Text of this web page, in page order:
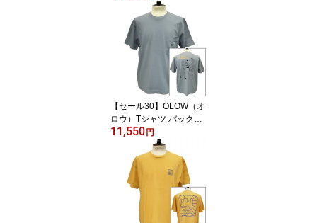
ト OL612002-98 ブラッ
ク 黒xブラウン オーガニ
ックコットン100% ゆっ
たりシルエット【フロリ
アン・ガロウ】
【セール30】OLOW（オ
ロウ）Tシャツ バックプ
リント 人と犬などのイラ
スト OL612002-81 ブル
ーグレー オーガニックコ
ットン100% ゆったりシ
ルエット【ケイト・マク
エニフ】
11,550 円